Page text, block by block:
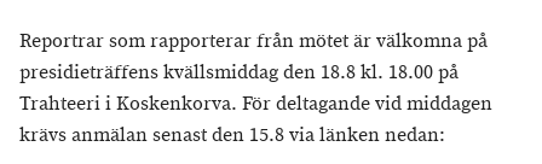
Reportrar som rapporterar från mötet är välkomna på
presidieträffens kvällsmiddag den 18.8 kl. 18.00 på
Trahteeri i Koskenkorva. För deltagande vid middagen
krävs anmälan senast den 15.8 via länken nedan: